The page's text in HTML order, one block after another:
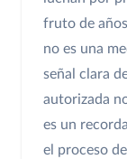
fruto de
no es una
señal clara
autorizada
es un
el proceso